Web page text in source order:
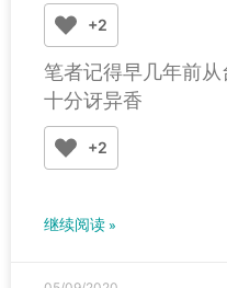
+2
笔者记得早几年前从
十分讶异香
+2
继续阅读 »